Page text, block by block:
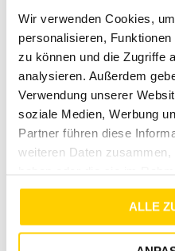
Wir verwenden Cookies,
personalisieren,
zu können und die Zugriffe
analysieren. Außerdem
Verwendung unserer
soziale Medien, Werbung
Partner führen diese
weiteren Daten
gesammelt haben.
ALLE
Perfekt
Multipacks eignen sich
die regelmäßig getragen
Unterwäsche, Socken oder
Stoffe und langlebige
Lieblingsstücke auch